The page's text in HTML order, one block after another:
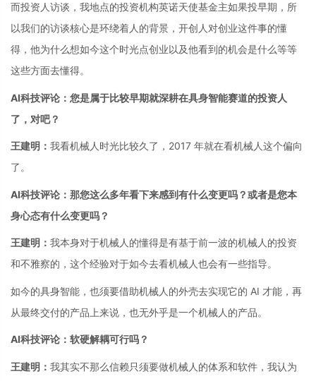
而投资人访谈，我地点的投资机构英诺天使基金主如果投早期，所
以我们的访谈核心是环绕着人的背景，开创人对创业这件事的懂
得，他为什么想如今这个时光点创业以及他看到的机会是什么等等
这些方面去懂得。
AI科技评论：您是属于比较早期就深耕在具身智能赛道的投资人
了，对吧？
王建明： 我看机械人时光比较久了，2017 年就在看机械人这个偏向
了。
AI科技评论：那您这么多年看下来感到有什么变更吗？或者是您本
身心态有什么变更吗？
王建明： 我本身对于机械人的懂得是有基于前一波的机械人的投资
和不雅察的，这个经验对于如今去看机械人也会有一些指导。
如今的具身智能，也须要借助机械人的外壳去实现它的 AI 才能，再
从最终交付的产品上来说，也无外乎是一个机械人的产品。
AI科技评论：软硬解耦可行吗？
王建明： 我其实不那么信赖只须要做机械人的体系和软件，我认为